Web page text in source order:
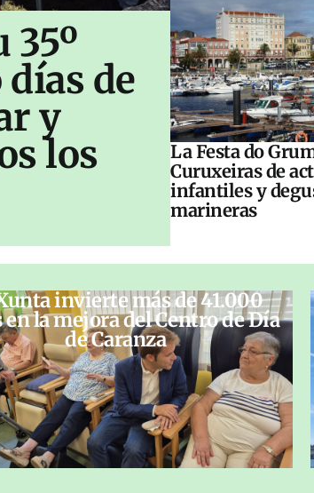
35º
de
y
los
La Festa do
Curuxeiras de
infantiles y
marineras
invierte más de 41.000
en la mejora del Centro de Día
de Caranza